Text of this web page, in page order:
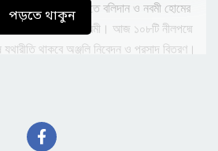
করা হয়। মহানবমীতে বলিদান ও নবমী হোমের
হলে শুরু হয় মহানবমী। আজ ১০৮টি নীলপদ্মে
থাকবে অঞ্জলি নিবেদন ও প্রসাদ বিতরণ।
দুর্গা রুদ্ররূপ (মা কালী) ধারণ করে মহিষাসুর এবং
হত্যা করেন। নবমী তিথি শুরুই হয়
পড়তে থাকুন